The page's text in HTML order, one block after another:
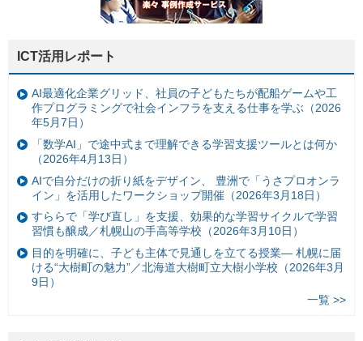
ICT活用レポート
AI最適化企業グリッド、社員の子どもたちが配船ゲームや工
作プログラミングで社会インフラを支える仕事を学ぶ（2026
年5月7日）
「数学AI」で途中式まで理解できる学習支援ツールとは何か
（2026年4月13日）
AIで自分だけの折り紙をデザイン、 豊洲で「うさプロオンラ
イン」を活用したワークショップ開催（2026年3月18日）
すららで「学び直し」を支援、効果的な学習サイクルで学習
習慣も醸成／札幌山の手高等学校（2026年3月10日）
目的を明確に、子ども主体で見通しを立てる授業— 札幌に届
ける“大樹町の魅力”／北海道大樹町立大樹小学校（2026年3月
9日）
一覧 >>